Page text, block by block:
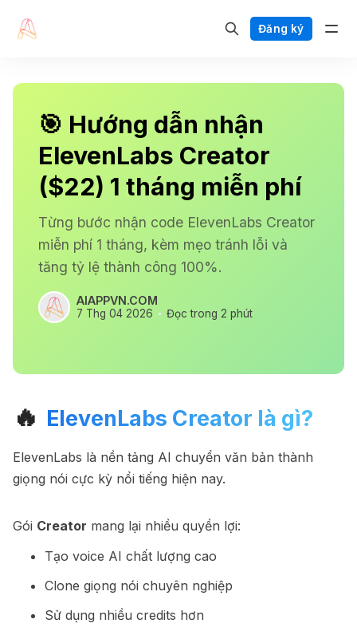
Đăng ký
🎯 Hướng dẫn nhận
ElevenLabs Creator
($22) 1 tháng miễn phí
Từng bước nhận code ElevenLabs Creator
miễn phí 1 tháng, kèm mẹo tránh lỗi và
tăng tỷ lệ thành công 100%.
AIAPPVN.COM
7 Thg 04 2026 Đọc trong 2 phút
🔥 ElevenLabs Creator là gì?
ElevenLabs là nền tảng AI chuyển văn bản thành
giọng nói cực kỳ nổi tiếng hiện nay.
Gói Creator mang lại nhiều quyền lợi:
Tạo voice AI chất lượng cao
Clone giọng nói chuyên nghiệp
Sử dụng nhiều credits hơn